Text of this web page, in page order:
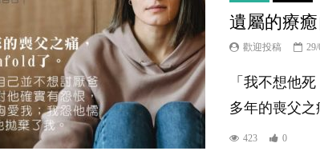
遺屬的療
歡迎投稿
「我不想他
多年的喪父
423 0